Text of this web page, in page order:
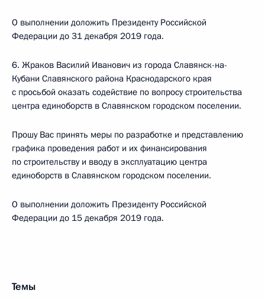
О выполнении доложить Президенту Российской
Федерации до 31 декабря 2019 года.
6. Жраков Василий Иванович из города Славянск-на-
Кубани Славянского района Краснодарского края
с просьбой оказать содействие по вопросу строительства
центра единоборств в Славянском городском поселении.
Прошу Вас принять меры по разработке и представлению
графика проведения работ и их финансирования
по строительству и вводу в эксплуатацию центра
единоборств в Славянском городском поселении.
О выполнении доложить Президенту Российской
Федерации до 15 декабря 2019 года.
Темы